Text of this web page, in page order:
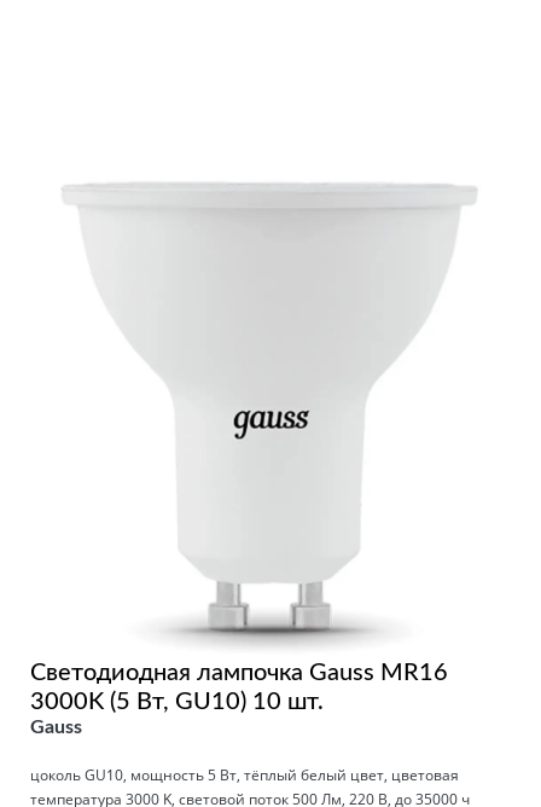
Светодиодная лампочка Gauss MR16
3000K (5 Вт, GU10) 10 шт.
Gauss
цоколь GU10, мощность 5 Вт, тёплый белый цвет, цветовая
температура 3000 K, световой поток 500 Лм, 220 В, до 35000 ч